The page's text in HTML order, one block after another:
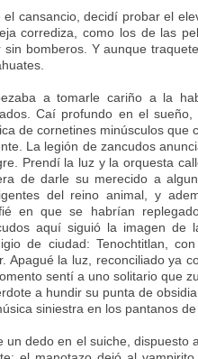
el cansancio, decidí probar el
corrediza, como los de las
sin bomberos. Y aunque
a tomarle cariño a la
Caí profundo en el
de cornetines minúsculos que
La legión de zancudos
Prendí la luz y la orquesta
de darle su merecido a
del reino animal, y
en que se habrían
aquí siguió la imagen de
de ciudad: Tenochtitlan,
Apagué la luz, reconciliado ya
sentí a uno solitario que
a hundir su punta de
siniestra en los pantanos
un dedo en el suiche, dispuesto